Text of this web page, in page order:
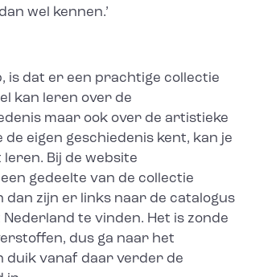
wel kennen.’
is dat er een prachtige collectie
kan leren over de
maar ook over de artistieke
de eigen geschiedenis kent, kan je
Bij de website
een gedeelte van de collectie
dan zijn er links naar de catalogus
te vinden. Het is zonde
dus ga naar het
duik vanaf daar verder de